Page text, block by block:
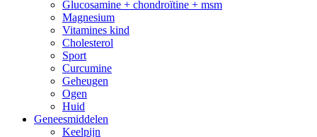
Glucosamine + chondroïtine + msm
Magnesium
Vitamines kind
Cholesterol
Sport
Curcumine
Geheugen
Ogen
Huid
Geneesmiddelen
Keelpijn